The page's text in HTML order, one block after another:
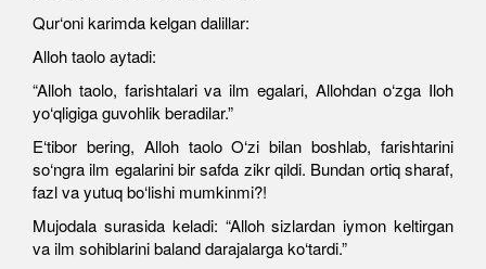
Qur‘oni karimda kelgan dalillar:
Alloh taolo aytadi:
“Alloh taolo, farishtalari va ilm egalari, Allohdan o‘zga Iloh
yo‘qligiga guvohlik beradilar.”
E‘tibor bering, Alloh taolo O‘zi bilan boshlab, farishtarini
so‘ngra ilm egalarini bir safda zikr qildi. Bundan ortiq sharaf,
fazl va yutuq bo‘lishi mumkinmi?!
Mujodala surasida keladi: “Alloh sizlardan iymon keltirgan
va ilm sohiblarini baland darajalarga ko‘tardi.”